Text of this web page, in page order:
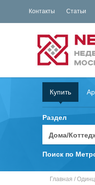
Контакты Статьи
Купить
Раздел
Поиск по
Главная /